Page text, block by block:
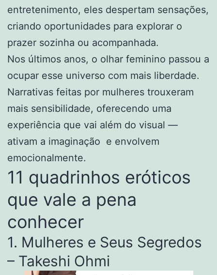
entretenimento, eles despertam sensações,
criando oportunidades para explorar o
prazer sozinha ou acompanhada.
Nos últimos anos, o olhar feminino passou a
ocupar esse universo com mais liberdade.
Narrativas feitas por mulheres trouxeram
mais sensibilidade, oferecendo uma
experiência que vai além do visual —
ativam a imaginação e envolvem
emocionalmente.
11 quadrinhos eróticos
que vale a pena
conhecer
1. Mulheres e Seus Segredos
– Takeshi Ohmi